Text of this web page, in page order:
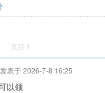
支持 1
表于 2026-7-8 16:25
以领